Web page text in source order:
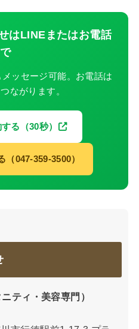
はLINEまたはお電話
で
ッセージ可能。お電話は
ながります。
る（30秒）
（047-359-3500）
ティ・美容専門）